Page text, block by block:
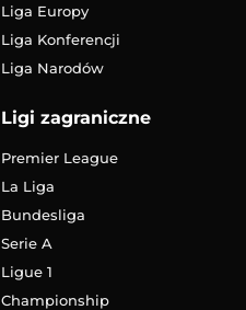
Liga Europy
Liga Konferencji
Liga Narodów
Ligi zagraniczne
Premier League
La Liga
Bundesliga
Serie A
Ligue 1
Championship